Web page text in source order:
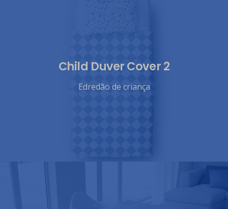
Child Duver Cover 2
Edredão de criança